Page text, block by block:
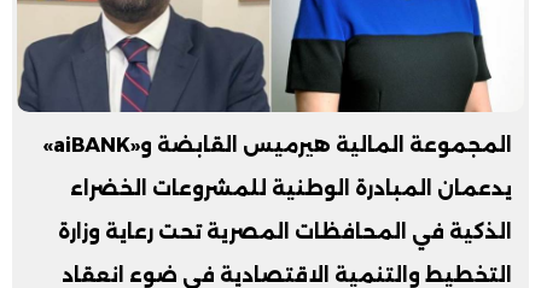
المجموعة المالية هيرميس القابضة و«aiBANK»
يدعمان المبادرة الوطنية للمشروعات الخضراء
الذكية في المحافظات المصرية تحت رعاية وزارة
التخطيط والتنمية الاقتصادية في ضوء انعقاد